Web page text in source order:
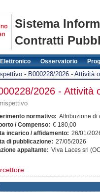
Sistema
Contratti
Osservatorio
- B000228/2026 - Attività
2026 - Attività
normativo: Attribuzione di
/ Compenso: € 180,00
incarico / affidamento: 26/01/
di pubblicazione: 27/05/2026
appaltante: Viva Laces srl